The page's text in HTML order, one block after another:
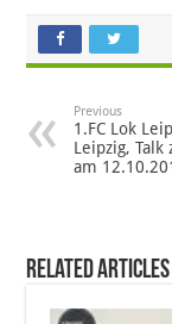
Previous
1.FC Lok
Leipzig, Talk
am
Related Articles